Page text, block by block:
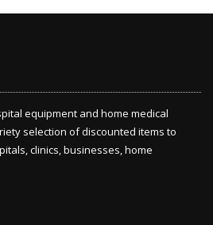
equipment and home medical
selection of discounted items to
clinics, businesses, home